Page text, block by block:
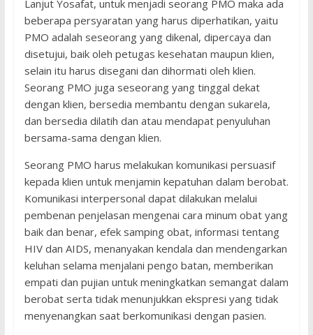
Lanjut Yosafat, untuk menjadi seorang PMO maka ada
beberapa persyaratan yang harus diperhatikan, yaitu
PMO adalah seseorang yang dikenal, dipercaya dan
disetujui, baik oleh petugas kesehatan maupun klien,
selain itu harus disegani dan dihormati oleh klien.
Seorang PMO juga seseorang yang tinggal dekat
dengan klien, bersedia membantu dengan sukarela,
dan bersedia dilatih dan atau mendapat penyuluhan
bersama-sama dengan klien.
Seorang PMO harus melakukan komunikasi persuasif
kepada klien untuk menjamin kepatuhan dalam berobat.
Komunikasi interpersonal dapat dilakukan melalui
pembenan penjelasan mengenai cara minum obat yang
baik dan benar, efek samping obat, informasi tentang
HIV dan AIDS, menanyakan kendala dan mendengarkan
keluhan selama menjalani pengo batan, memberikan
empati dan pujian untuk meningkatkan semangat dalam
berobat serta tidak menunjukkan ekspresi yang tidak
menyenangkan saat berkomunikasi dengan pasien.